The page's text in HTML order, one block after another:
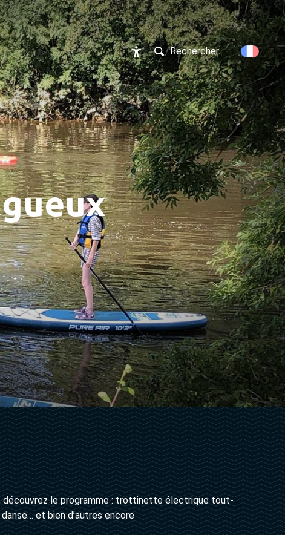
Accessibilité
Rechercher...
découvrez le programme : trottinette électrique tout-
et bien d’autres encore